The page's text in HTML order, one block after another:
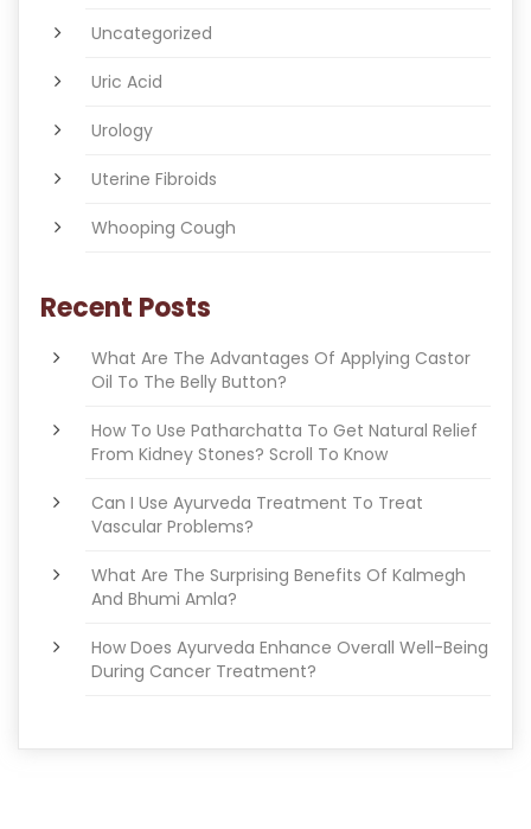
Uncategorized
Uric Acid
Urology
Uterine Fibroids
Whooping Cough
Recent Posts
What Are The Advantages Of Applying Castor
Oil To The Belly Button?
How To Use Patharchatta To Get Natural Relief
From Kidney Stones? Scroll To Know
Can I Use Ayurveda Treatment To Treat
Vascular Problems?
What Are The Surprising Benefits Of Kalmegh
And Bhumi Amla?
How Does Ayurveda Enhance Overall Well-Being
During Cancer Treatment?